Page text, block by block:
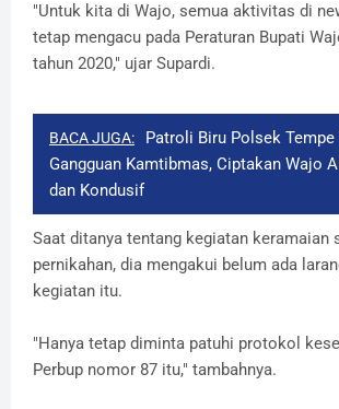
"Untuk kita di Wajo, semua aktivitas di
tetap mengacu pada Peraturan Bupati
tahun 2020," ujar Supardi.
BACA JUGA:
Patroli Biru Polsek Tempe
Gangguan Kamtibmas, Ciptakan Wajo
dan Kondusif
Saat ditanya tentang kegiatan keramaian
pernikahan, dia mengakui belum ada
kegiatan itu.
"Hanya tetap diminta patuhi protokol
Perbup nomor 87 itu," tambahnya.